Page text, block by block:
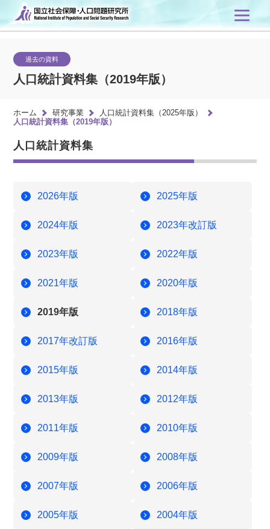
過去の資料
人口統計資料集（2019年版）
ホーム 研究事業
人口統計資料集（2025年版）
人口統計資料集（2019年版）
人口統計資料集
2026年版 2025年版
2024年版 2023年改訂版
2023年版 2022年版
2021年版 2020年版
2019年版 2018年版
2017年改訂版 2016年版
2015年版 2014年版
2013年版 2012年版
2011年版 2010年版
2009年版 2008年版
2007年版 2006年版
2005年版 2004年版